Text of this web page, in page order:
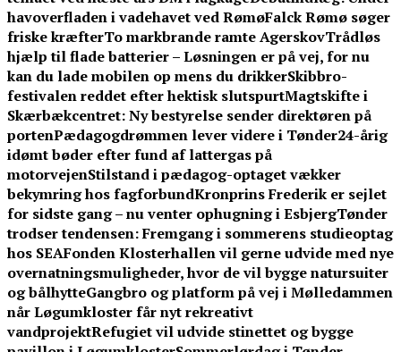
havoverfladen i vadehavet ved RømøFalck Rømø søger
friske kræfterTo markbrande ramte AgerskovTrådløs
hjælp til flade batterier – Løsningen er på vej, for nu
kan du lade mobilen op mens du drikkerSkibbro-
festivalen reddet efter hektisk slutspurtMagtskifte i
Skærbækcentret: Ny bestyrelse sender direktøren på
portenPædagogdrømmen lever videre i Tønder24-årig
idømt bøder efter fund af lattergas på
motorvejenStilstand i pædagog-optaget vækker
bekymring hos fagforbundKronprins Frederik er sejlet
for sidste gang – nu venter ophugning i EsbjergTønder
trodser tendensen: Fremgang i sommerens studieoptag
hos SEAFonden Klosterhallen vil gerne udvide med nye
overnatningsmuligheder, hvor de vil bygge natursuiter
og bålhytteGangbro og platform på vej i Mølledammen
når Løgumkloster får nyt rekreativt
vandprojektRefugiet vil udvide stinettet og bygge